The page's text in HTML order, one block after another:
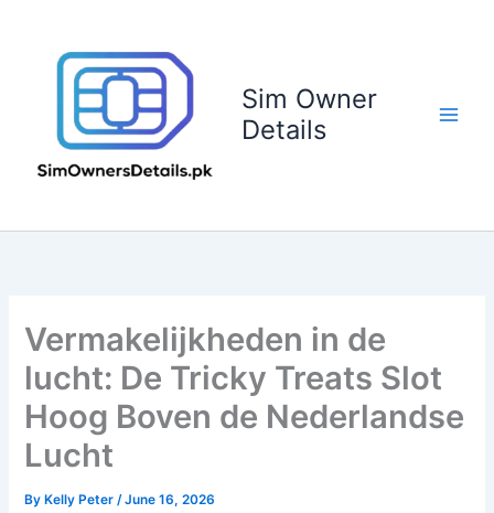
content
Sim Owner
Details
Vermakelijkheden in de
lucht: De Tricky Treats Slot
Hoog Boven de Nederlandse
Lucht
By Kelly Peter/June 16, 2026